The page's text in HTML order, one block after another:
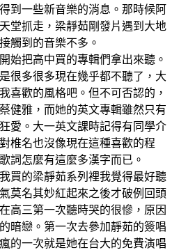
到一些新音樂的消息。那時候阿
堂抓走，梁靜茹剛發片遇到大地
觸到的音樂不多。
把高中買的專輯們拿出來聽。
很多很多現在幾乎都不聽了，大
喜歡的風格吧。但不可否認的，
健雅，而她的英文專輯雖然只有
愛。大一英文課時記得有同學介
椎名也沒像現在這種喜歡的程
詞怎麼有這麼多漢字而已。
的梁靜茹系列裡我覺得最好聽
莫名其妙紅起來之後才破例回頭
高三第一次聽時哭的很慘，原因
暗戀。第一次去參加靜茹的簽唱
的一次就是她在台大的免費演唱